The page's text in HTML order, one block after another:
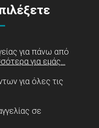
για πάνω από
για εμάς...
για όλες τις
σε